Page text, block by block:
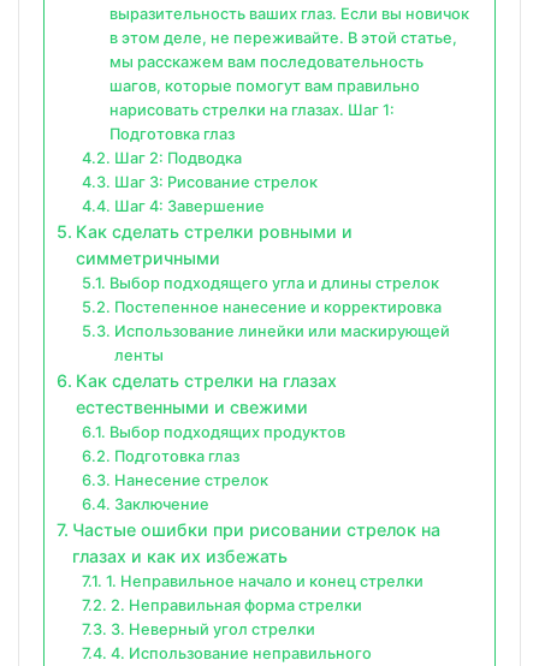
выразительность ваших глаз. Если вы новичок
в этом деле, не переживайте. В этой статье,
мы расскажем вам последовательность
шагов, которые помогут вам правильно
нарисовать стрелки на глазах. Шаг 1:
Подготовка глаз
Шаг 2: Подводка
Шаг 3: Рисование стрелок
Шаг 4: Завершение
Как сделать стрелки ровными и
симметричными
Выбор подходящего угла и длины стрелок
Постепенное нанесение и корректировка
Использование линейки или маскирующей
ленты
Как сделать стрелки на глазах
естественными и свежими
Выбор подходящих продуктов
Подготовка глаз
Нанесение стрелок
Заключение
Частые ошибки при рисовании стрелок на
глазах и как их избежать
1. Неправильное начало и конец стрелки
2. Неправильная форма стрелки
3. Неверный угол стрелки
4. Использование неправильного